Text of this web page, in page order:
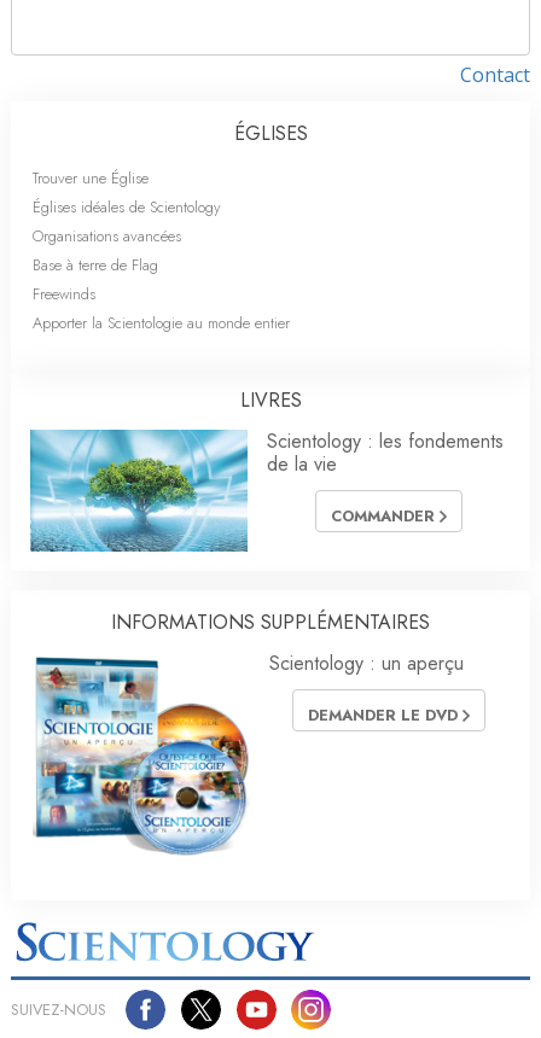
Contact
ÉGLISES
Trouver une Église
Églises idéales de Scientology
Organisations avancées
Base à terre de Flag
Freewinds
Apporter la Scientologie au monde entier
LIVRES
Scientology : les fondements
de la vie
COMMANDER
INFORMATIONS SUPPLÉMENTAIRES
Scientology : un aperçu
DEMANDER LE DVD
SUIVEZ-NOUS